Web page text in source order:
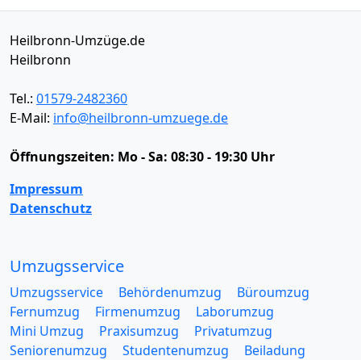
Heilbronn-Umzüge.de
Heilbronn
Tel.: 01579-2482360
E-Mail: info@heilbronn-umzuege.de
Öffnungszeiten: Mo - Sa: 08:30 - 19:30 Uhr
Impressum
Datenschutz
Umzugsservice
Umzugsservice Behördenumzug
Büroumzug
Fernumzug
Firmenumzug
Laborumzug
Mini Umzug
Praxisumzug
Privatumzug
Seniorenumzug
Studentenumzug
Beiladung